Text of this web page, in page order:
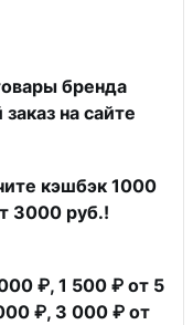
бренда
на сайте
кэшбэк 1000
3000 руб.!
₽, 1 500 ₽ от 5
₽, 3 000 ₽ от